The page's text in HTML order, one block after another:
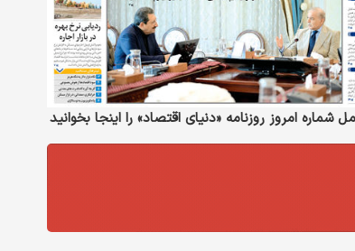
شماره امروز روزنامه «دنیای‌ اقتصاد» را اینجا بخوانید